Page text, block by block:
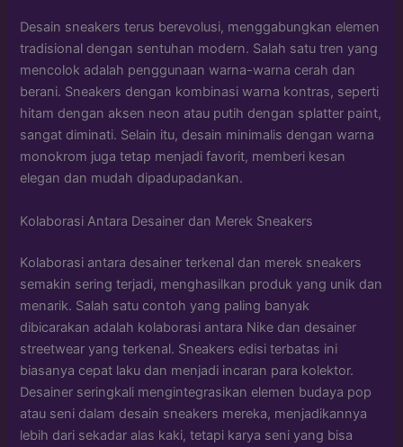
Desain sneakers terus berevolusi, menggabungkan elemen
tradisional dengan sentuhan modern. Salah satu tren yang
mencolok adalah penggunaan warna-warna cerah dan
berani. Sneakers dengan kombinasi warna kontras, seperti
hitam dengan aksen neon atau putih dengan splatter paint,
sangat diminati. Selain itu, desain minimalis dengan warna
monokrom juga tetap menjadi favorit, memberi kesan
elegan dan mudah dipadupadankan.
Kolaborasi Antara Desainer dan Merek Sneakers
Kolaborasi antara desainer terkenal dan merek sneakers
semakin sering terjadi, menghasilkan produk yang unik dan
menarik. Salah satu contoh yang paling banyak
dibicarakan adalah kolaborasi antara Nike dan desainer
streetwear yang terkenal. Sneakers edisi terbatas ini
biasanya cepat laku dan menjadi incaran para kolektor.
Desainer seringkali mengintegrasikan elemen budaya pop
atau seni dalam desain sneakers mereka, menjadikannya
lebih dari sekadar alas kaki, tetapi karya seni yang bisa